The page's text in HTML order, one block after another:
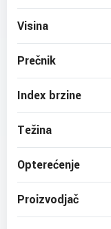
Visina
Prečnik
Index brzine
Težina
Opterećenje
Proizvodjač